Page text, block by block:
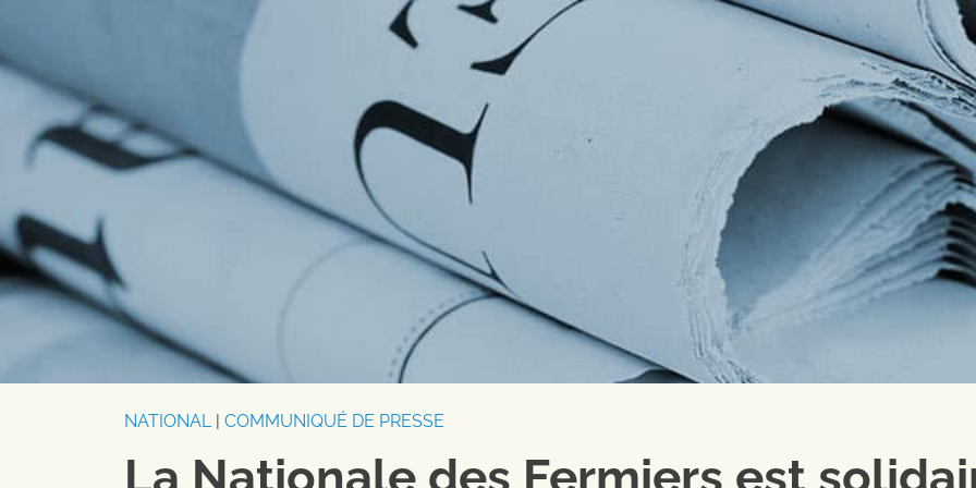
NATIONAL| COMMUNIQUÉ DE PRESSE
La Nationale des Fermiers est